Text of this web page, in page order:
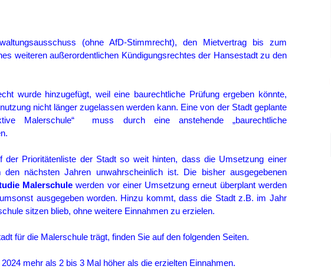
(ohne AfD-Stimmrecht), den Mietvertrag bis zum
weiteren außerordentlichen Kündigungsrechtes der Hansestadt zu den
wurde hinzugefügt, weil eine baurechtliche Prüfung ergeben könnte,
nicht länger zugelassen werden kann. Eine von der Stadt geplante
Malerschule“ muss durch eine anstehende „baurechtliche
der Prioritätenliste der Stadt so weit hinten, dass die Umsetzung einer
den nächsten Jahren unwahrscheinlich ist. Die bisher ausgegebenen
Malerschule werden vor einer Umsetzung erneut überplant werden
ausgegeben worden. Hinzu kommt, dass die Stadt z.B. im Jahr
sitzen blieb, ohne weitere Einnahmen zu erzielen.
für die Malerschule trägt, finden Sie auf den folgenden Seiten.
mehr als 2 bis 3 Mal höher als die erzielten Einnahmen.